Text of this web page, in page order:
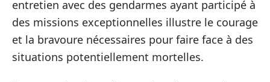
entretien avec des gendarmes ayant participé à
des missions exceptionnelles illustre le courage
et la bravoure nécessaires pour faire face à des
situations potentiellement mortelles.